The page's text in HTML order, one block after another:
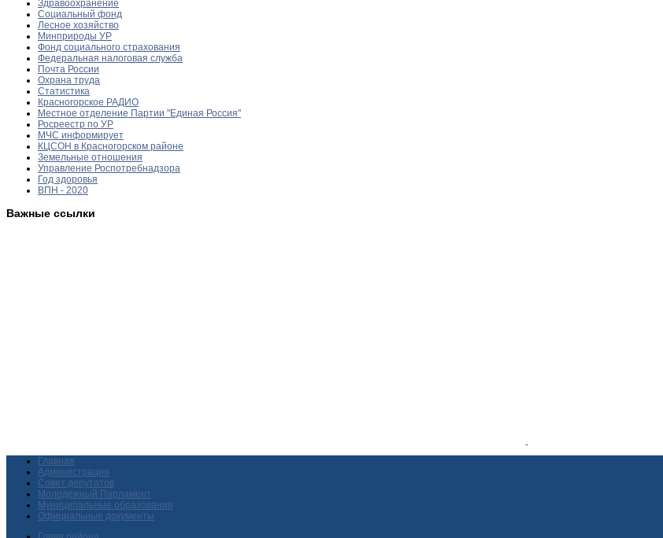
Здравоохранение
Социальный фонд
Лесное хозяйство
Минприроды УР
Фонд социального страхования
Федеральная налоговая служба
Почта России
Охрана труда
Статистика
Красногорское РАДИО
Местное отделение Партии "Единая Россия"
Росреестр по УР
МЧС информирует
КЦСОН в Красногорском районе
Земельные отношения
Управление Роспотребнадзора
Год здоровья
ВПН - 2020
Важные ссылки
Главная
Администрация
Совет депутатов
Молодежный Парламент
Муниципальные образования
Официальные документы